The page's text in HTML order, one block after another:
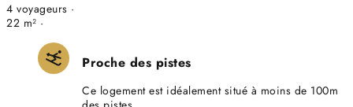
4 voyageurs ·
22 m² ·
Proche des pistes
Ce logement est idéalement situé à moins de 100m